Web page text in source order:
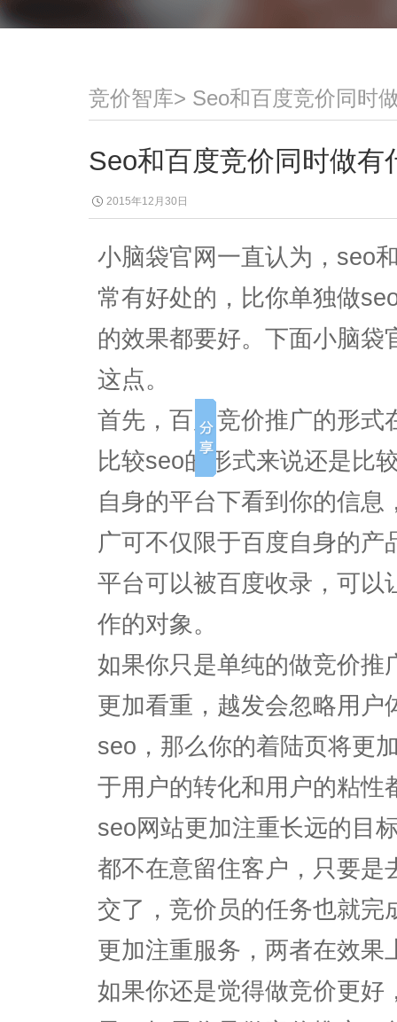
竞价智库> Seo和百度竞价同时
Seo和百度竞价同时做有
2015年12月30日
小脑袋官网一直认为，seo
常有好处的，比你单独做
的效果都要好。下面小脑
这点。
首先，百度竞价推广的形式
比较seo的形式来说还是比
自身的平台下看到你的信
广可不仅限于百度自身的
平台可以被百度收录，可以
作的对象。
如果你只是单纯的做竞价推
更加看重，越发会忽略用户
seo，那么你的着陆页将更
于用户的转化和用户的粘性
seo网站更加注重长远的目
都不在意留住客户，只要是
交了，竞价员的任务也就完
更加注重服务，两者在效果
如果你还是觉得做竞价更好